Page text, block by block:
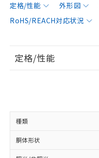
定格/性能 外形図
RoHS/REACH対応状況
定格/性能
種類
胴体形状